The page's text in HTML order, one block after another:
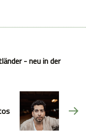
- neu in der